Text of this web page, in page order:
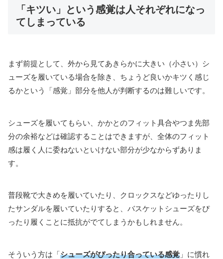
「キツい」という感覚は人それぞれになっ
てしまっている
まず前提として、外から見てあきらかに大きい（小さい）シ
ューズを履いている場合を除き、ちょうど良いかキツく感じ
るかという「感覚」部分を他人が判断するのは難しいです。
シューズを履いてもらい、かかとのフィット具合やつま先部
分の余裕などは確認することはできますが、全体のフィット
感は履く人に委ねないといけない部分が少なからずありま
す。
普段靴で大きめを履いていたり、クロックスなどゆったりし
たサンダルを履いていたりすると、バスケットシューズをぴ
ったり履くことに抵抗がでてしまうかもしれません。
そういう方は「シューズがぴったり合っている感覚 」に慣れ